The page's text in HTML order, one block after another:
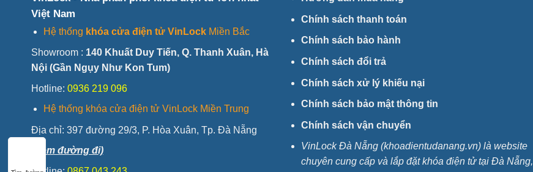
Việt Nam
Hệ thống khóa cửa điện tử VinLock Miền Bắc
Showroom : 140 Khuất Duy Tiến, Q. Thanh Xuân, Hà
Nội (Gần Ngụy Như Kon Tum)
Hotline: 0936 219 096
Hệ thống khóa cửa điện tử VinLock Miền Trung
Địa chỉ: 397 đường 29/3, P. Hòa Xuân, Tp. Đà Nẵng
(Xem đường đi)
Chính sách thanh toán
Chính sách bảo hành
Chính sách đổi trả
Chính sách xử lý khiếu nại
Chính sách bảo mật thông tin
Chính sách vận chuyển
VinLock Đà Nẵng (khoadientudanang.vn) là website
chuyên cung cấp và lắp đặt khóa điện tử tại Đà Nẵng,